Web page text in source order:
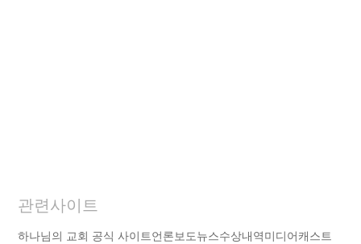
관련사이트
하나님의 교회 공식 사이트언론보도뉴스수상내역미디어캐스트